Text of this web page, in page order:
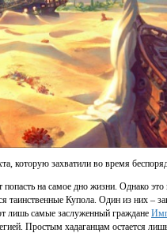
которую захватили во время
попасть на самое дно жизни. Однако
таинственные Купола. Один из них –
лишь самые заслуженный граждане
Простым хадаганцам остается